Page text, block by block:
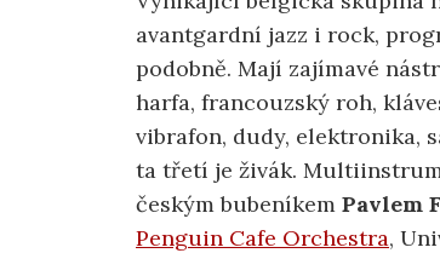
avantgardní jazz i rock,
podobně. Mají zajímavé
harfa, francouzský roh,
vibrafon, dudy, elektronika,
ta třetí je živák.
českým bubeníkem Pavlem
Penguin Cafe Orchestra,